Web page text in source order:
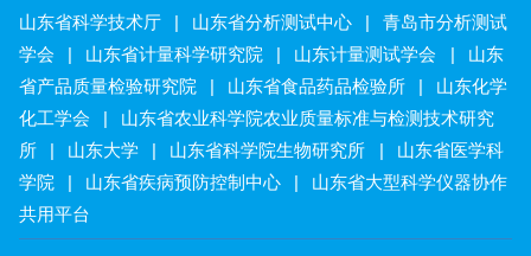
山东省科学技术厅 | 山东省分析测试中心 |
青岛市分析测试
学会
| 山东省计量科学研究院 | 山东计量测试学会 |
山东
省产品质量检验研究院
| 山东省食品药品检验所 |
山东化学
化工学会
|
山东省农业科学院农业质量标准与检测技术研究
所
| 山东大学 | 山东省科学院生物研究所 |
山东省医学科
学院
| 山东省疾病预防控制中心 |
山东省大型科学仪器协作
共用平台